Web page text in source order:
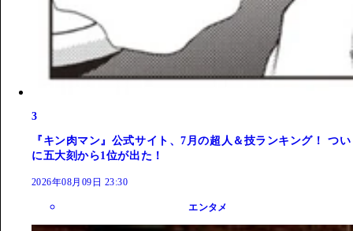
3
『キン肉マン』公式サイト、7月の超人＆技ランキング！ つい
に五大刻から1位が出た！
2026年08月09日 23:30
エンタメ